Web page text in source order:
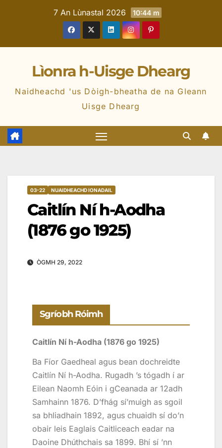
7 An Lùnastal 2026 10:44 m
Lìonra h-Uisge Dhearg
Naidheachd 'us Dòigh-bheatha de na Gleann
Uisge Dhearg
03-22 NUAIDHEACHD IONADAIL
Caitlín Ní h-Aodha
(1876 go 1925)
ÒGMH 29, 2022
Sgríobh Róimh
Caitlín Ní h-Aodha (1876 go 1925)
Ba Fíor Gaedheal agus bean dochreidte
Caitlín Ní h-Aodha. Rugadh ’s tógadh í ar
Eilean Naomh Eóin i gCeanada ar 12adh
Samhainn 1876. D’fhág sí’muigh as sgoil
sa bhliadhain 1892, agus chuaidh sí do’n
obair leis Eaglais Caitliceach eadar na
Daoine Dhúthchais sa 1899. Bhí sí ’nn